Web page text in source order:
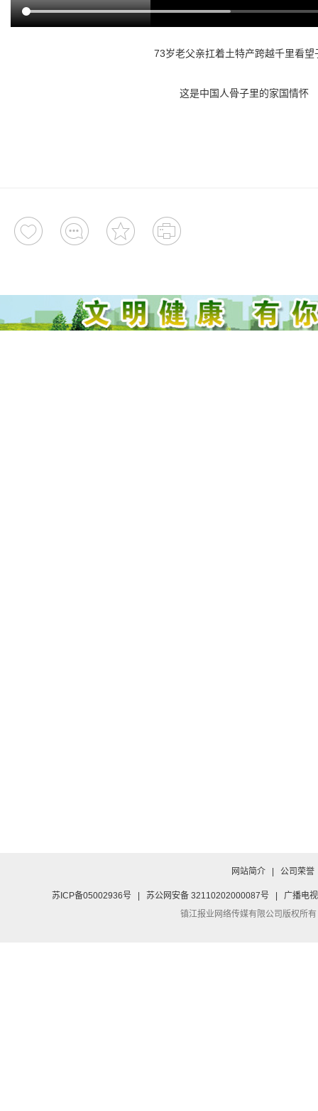
73岁老父亲扛着土特产跨越千里看望
这是中国人骨子里的家国情怀
网站简介 公司荣誉
苏ICP备05002936号 苏公网安备 32110202000087号
广播电
镇江报业网络传媒有限公司 版权所